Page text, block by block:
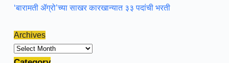
‘बारामती ॲग्रो’च्या साखर कारखान्यात ३३ पदांची भरती
Archives
Archives